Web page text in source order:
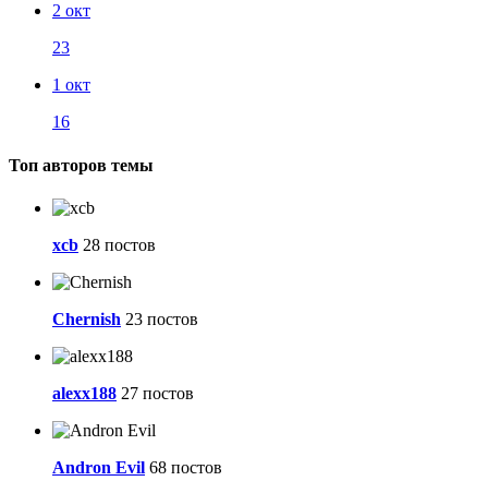
2 окт
23
1 окт
16
Топ авторов темы
xcb 28 постов
Chernish 23 постов
alexx188 27 постов
Andron Evil 68 постов